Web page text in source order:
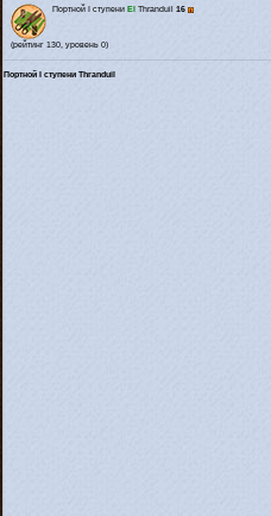
Портной I ступени El Thranduil 16
(рейтинг 130, уровень 0)
Портной I ступени Thranduil